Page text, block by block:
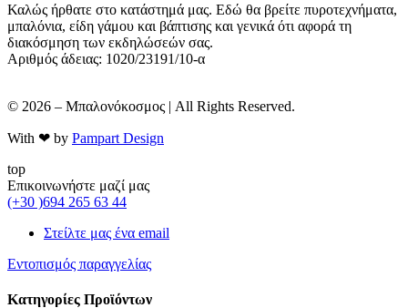
Καλώς ήρθατε στο κατάστημά μας. Εδώ θα βρείτε πυροτεχνήματα,
μπαλόνια, είδη γάμου και βάπτισης και γενικά ότι αφορά τη
διακόσμηση των εκδηλώσεών σας.
Αριθμός άδειας: 1020/23191/10-α
© 2026 – Μπαλονόκοσμος | All Rights Reserved.
With ❤ by Pampart Design
top
Επικοινωνήστε μαζί μας
(+30 )694 265 63 44
Στείλτε μας ένα email
Εντοπισμός παραγγελίας
Κατηγορίες Προϊόντων